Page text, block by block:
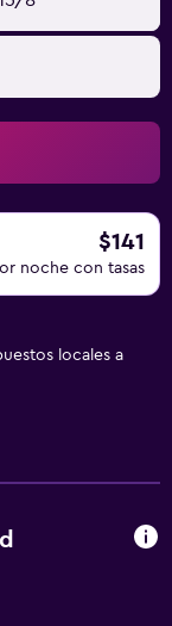
$141
noche con tasas
locales a